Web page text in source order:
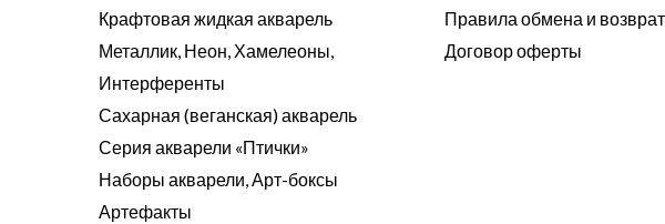
Крафтовая жидкая акварель
Металлик, Неон, Хамелеоны,
Интерференты
Сахарная (веганская) акварель
Серия акварели «Птички»
Наборы акварели, Арт-боксы
Артефакты
Правила обмена и
Договор оферты